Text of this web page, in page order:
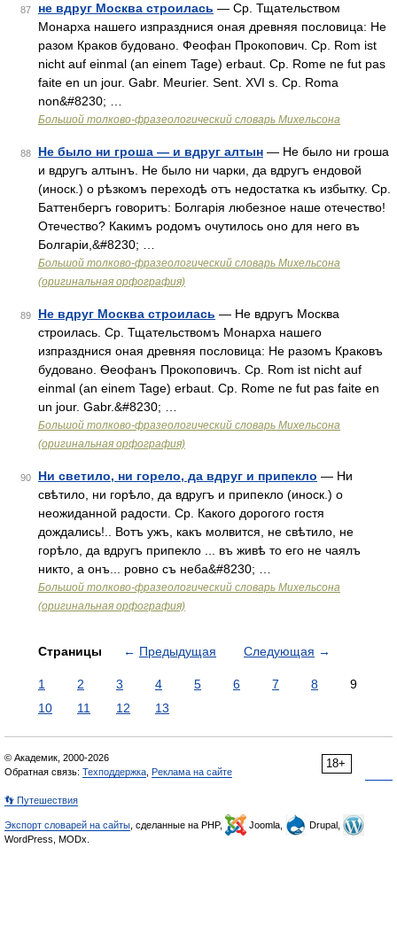
87 не вдруг Москва строилась — Ср. Тщательством
Монарха нашего изпразднися оная древняя пословица: Не
разом Краков будовано. Феофан Прокопович. Ср. Rom ist
nicht auf einmal (an einem Tage) erbaut. Ср. Rome ne fut pas
faite en un jour. Gabr. Meurier. Sent. XVI s. Ср. Roma
non&#8230; …
Большой толково-фразеологический словарь Михельсона
88 Не было ни гроша — и вдруг алтын — Не было ни гроша
и вдругъ алтынъ. Не было ни чарки, да вдругъ ендовой
(иноск.) о рѣзкомъ переходѣ отъ недостатка къ избытку. Ср.
Баттенбергъ говоритъ: Болгарія любезное наше отечество!
Отечество? Какимъ родомъ очутилось оно для него въ
Болгаріи,&#8230; …
Большой толково-фразеологический словарь Михельсона
(оригинальная орфография)
89 Не вдруг Москва строилась — Не вдругъ Москва
строилась. Ср. Тщательствомъ Монарха нашего
изпразднися оная древняя пословица: Не разомъ Краковъ
будовано. Ѳеофанъ Прокоповичъ. Ср. Rom ist nicht auf
einmal (an einem Tage) erbaut. Ср. Rome ne fut pas faite en
un jour. Gabr.&#8230; …
Большой толково-фразеологический словарь Михельсона
(оригинальная орфография)
90 Ни светило, ни горело, да вдруг и припекло — Ни
свѣтило, ни горѣло, да вдругъ и припекло (иноск.) о
неожиданной радости. Ср. Какого дорогого гостя
дождались!.. Вотъ ужъ, какъ молвится, не свѣтило, не
горѣло, да вдругъ припекло ... въ живѣ то его не чаялъ
никто, а онъ... ровно съ неба&#8230; …
Большой толково-фразеологический словарь Михельсона
(оригинальная орфография)
Страницы ← Предыдущая Следующая →
1 2 3 4 5 6 7 8
9
10
11 12 13
18+
© Академик, 2000-2026
Обратная связь: Техподдержка Реклама на сайте
👣 Путешествия
Экспорт словарей на сайты , сделанные на PHP, Joomla,
Drupal,
WordPress, MODx.